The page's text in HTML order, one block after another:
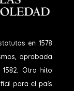
en 1578
aprobada
Otro hito
para el país